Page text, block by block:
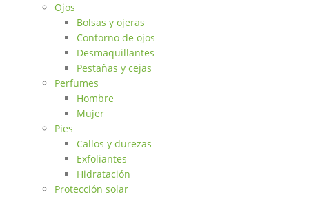
Ojos
Bolsas y ojeras
Contorno de ojos
Desmaquillantes
Pestañas y cejas
Perfumes
Hombre
Mujer
Pies
Callos y durezas
Exfoliantes
Hidratación
Protección solar